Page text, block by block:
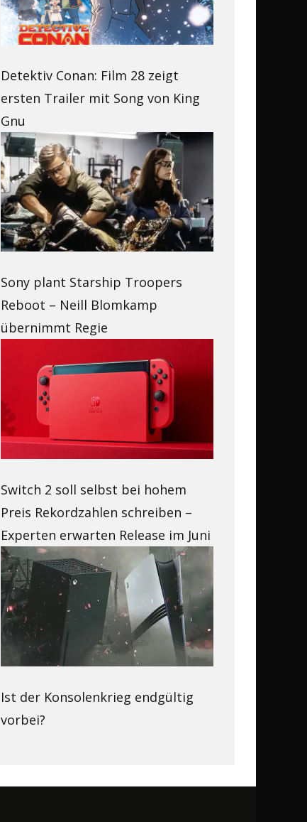
Detektiv Conan: Film 28 zeigt
ersten Trailer mit Song von King
Gnu
Sony plant Starship Troopers
Reboot – Neill Blomkamp
übernimmt Regie
Switch 2 soll selbst bei hohem
Preis Rekordzahlen schreiben –
Experten erwarten Release im Juni
Ist der Konsolenkrieg endgültig
vorbei?